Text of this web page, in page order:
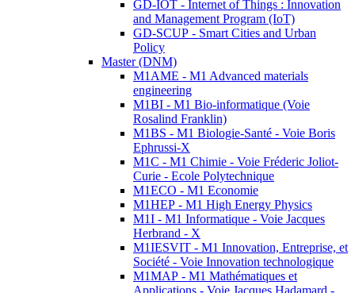
GD-IOT - Internet of Things : Innovation
and Management Program (IoT)
GD-SCUP - Smart Cities and Urban
Policy
Master (DNM)
M1AME - M1 Advanced materials
engineering
M1BI - M1 Bio-informatique (Voie
Rosalind Franklin)
M1BS - M1 Biologie-Santé - Voie Boris
Ephrussi-X
M1C - M1 Chimie - Voie Fréderic Joliot-
Curie - Ecole Polytechnique
M1ECO - M1 Economie
M1HEP - M1 High Energy Physics
M1I - M1 Informatique - Voie Jacques
Herbrand - X
M1IESVIT - M1 Innovation, Entreprise, et
Société - Voie Innovation technologique
M1MAP - M1 Mathématiques et
Applications - Voie Jacques Hadamard -